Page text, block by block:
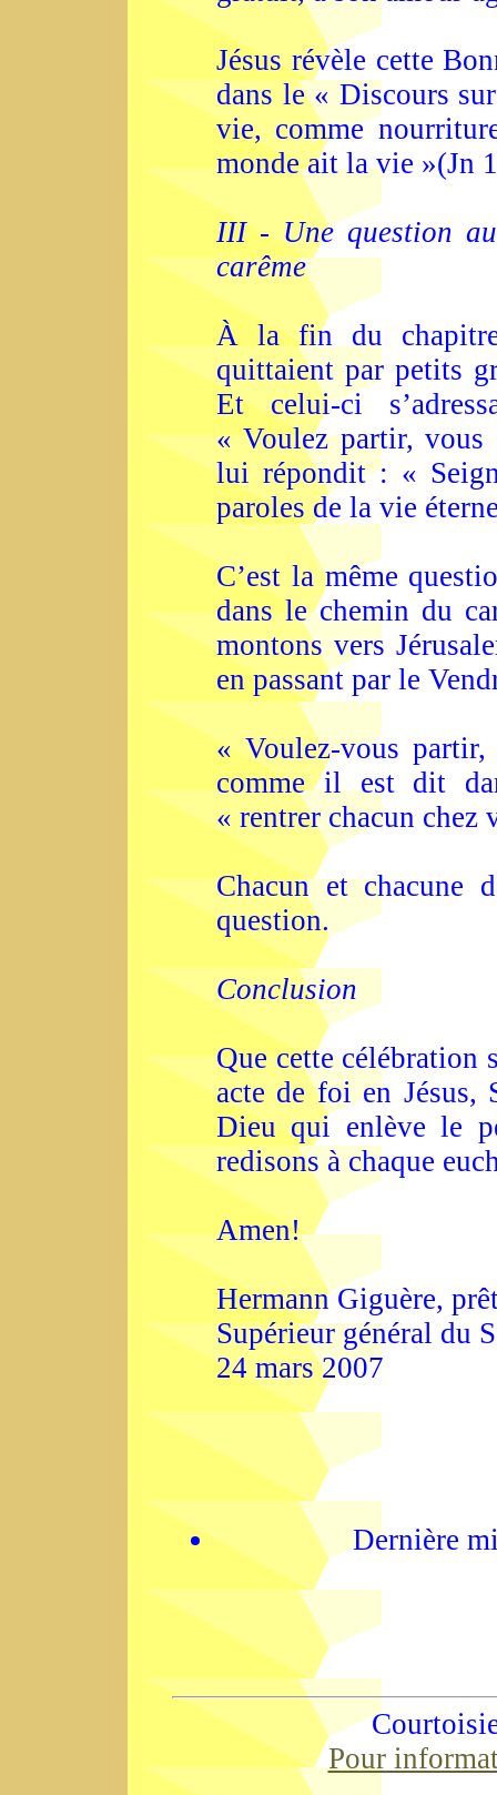
Jésus révèle cette
dans le « Discours
vie, comme
monde ait la vie »(Jn
III - Une question
carême
À la fin du
quittaient par petits
Et celui-ci
« Voulez partir, vous
lui répondit : «
paroles de la vie
C’est la même
dans le chemin du
montons vers
en passant par le
« Voulez-vous
comme il est dit
« rentrer chacun chez
Chacun et chacune
question.
Conclusion
Que cette célébration
acte de foi en Jésus,
Dieu qui enlève le
redisons à chaque
Amen!
Hermann Giguère,
Supérieur général du
24 mars 2007
Dernière
Pour